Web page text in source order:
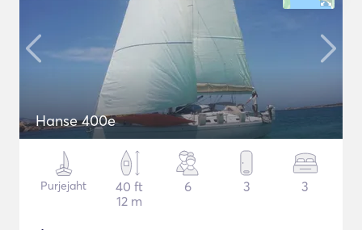
Hanse 400e
Purjejaht
40 ft
12 m
6 3 3